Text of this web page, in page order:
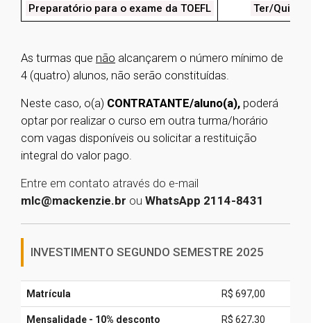
Preparatório para o exame da TOEFL Ter/Qui
As turmas que não alcançarem o número mínimo de
4 (quatro) alunos, não serão constituídas.
Neste caso, o(a) CONTRATANTE/aluno(a), poderá
optar por realizar o curso em outra turma/horário
com vagas disponíveis ou solicitar a restituição
integral do valor pago.
Entre em contato através do e-mail
mlc@mackenzie.br ou WhatsApp 2114-8431
INVESTIMENTO SEGUNDO SEMESTRE 2025
Matrícula R$ 697,00
Mensalidade - 10% desconto R$ 627,30